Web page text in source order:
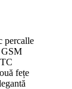
percalle
GSM
fețe